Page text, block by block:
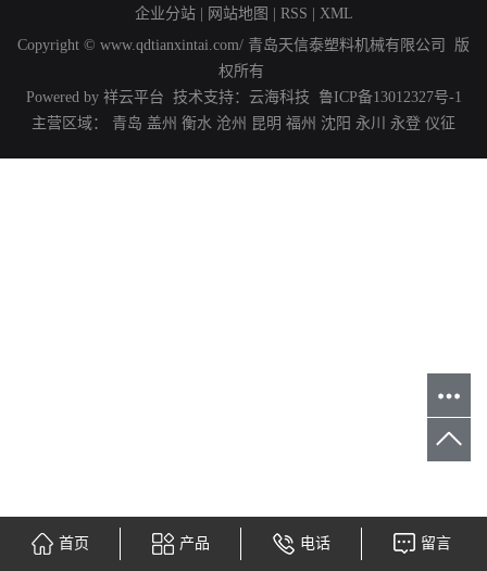
企业分站| 网站地图 RSS
XML
Copyright © www.qdtianxintai.com/ 青岛天信泰塑料机械有限公司 版
权所有
Powered by 祥云平台 技术支持： 云海科技
鲁ICP备13012327号-1
主营区域： 青岛 盖州 衡水 沧州 昆明 福州 沈阳 永川 永登 仪征
首页 产品 电话 留言